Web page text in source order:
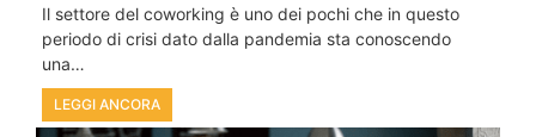
Il settore del coworking è uno dei pochi che in questo
periodo di crisi dato dalla pandemia sta conoscendo
una…
LEGGI ANCORA